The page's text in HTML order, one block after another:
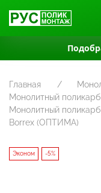
Главная
Монолитный
Монолитный
Borrex (ОПТИМА)
Эконом -5%